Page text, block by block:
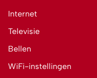
Internet
Televisie
Bellen
WiFi-instellingen